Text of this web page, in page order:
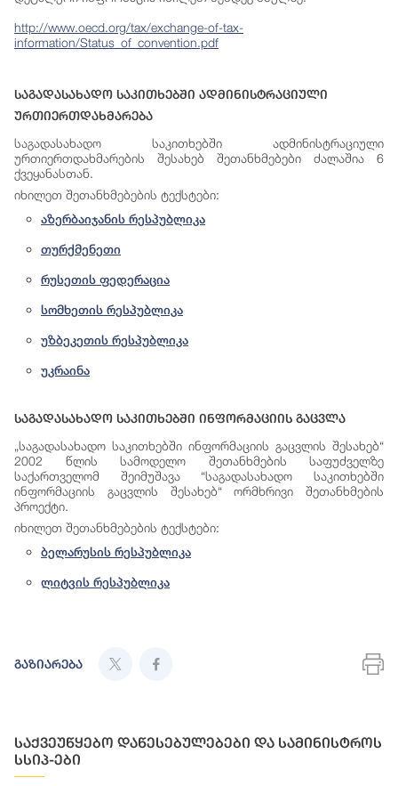
http://www.oecd.org/tax/exchange-of-tax-
information/Status_of_convention.pdf
Საგადასახადო Საკითხებში Ადმინისტრაციული
Ურთიერთდახმარება
საგადასახადო საკითხებში ადმინისტრაციული
ურთიერთდახმარების შესახებ შეთანხმებები ძალაშია 6
ქვეყანასთან.
იხილეთ შეთანხმებების ტექსტები:
აზერბაიჯანის რესპუბლიკა
თურქმენეთი
რუსეთის ფედერაცია
სომხეთის რესპუბლიკა
უზბეკეთის რესპუბლიკა
უკრაინა
Საგადასახადო Საკითხებში Ინფორმაციის Გაცვლა
„საგადასახადო საკითხებში ინფორმაციის გაცვლის შესახებ“
2002 წლის სამოდელო შეთანხმების საფუძველზე
საქართველომ შეიმუშავა “საგადასახადო საკითხებში
ინფორმაციის გაცვლის შესახებ“ ორმხრივი შეთანხმების
პროექტი.
იხილეთ შეთანხმებების ტექსტები:
ბელარუსის რესპუბლიკა
ლიტვის რესპუბლიკა
გაზიარება
საქვეუწყებო დაწესებულებები და სამინისტროს
სსიპ-ები